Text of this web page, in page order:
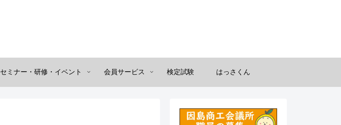
セミナー・研修・イベント 会員サービス 検定試験 はっさくん